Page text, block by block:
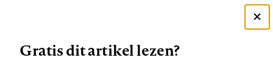
Zie onze cookie policy
Gratis dit artikel lezen?